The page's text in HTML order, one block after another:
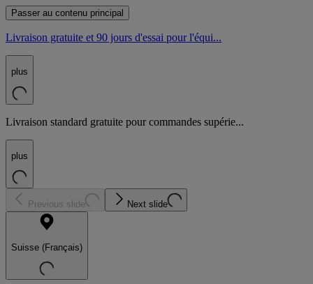
Passer au contenu principal
Livraison gratuite et 90 jours d'essai pour l'équi...
plus
Livraison standard gratuite pour commandes supérie...
plus
Previous slide Next slide
Suisse (Français)